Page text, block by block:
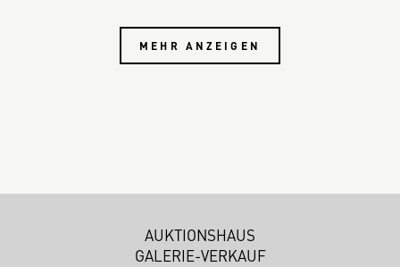
MEHR ANZEIGEN
AUKTIONSHAUS
GALERIE-VERKAUF